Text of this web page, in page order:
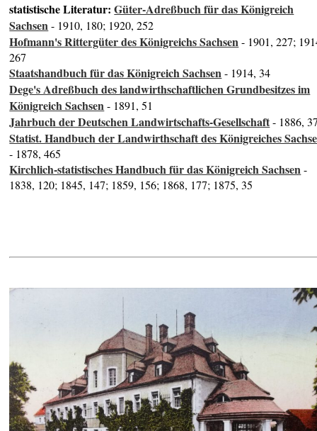
statistische Literatur:Güter-Adreßbuch für das Königreich
Sachsen- 1910, 180; 1920, 252
Hofmann's Rittergüter des Königreichs Sachsen- 1901, 227;
267
Staatshandbuch für das Königreich Sachsen- 1914, 34
Dege's Adreßbuch des landwirthschaftlichen Grundbesitzes im
Königreich Sachsen- 1891, 51
Jahrbuch der Deutschen Landwirtschafts-Gesellschaft- 1886,
Statist. Handbuch der Landwirthschaft des Königreiches
- 1878, 465
Kirchlich-statistisches Handbuch für das Königreich Sachsen-
1838, 120; 1845, 147; 1859, 156; 1868, 177; 1875, 35